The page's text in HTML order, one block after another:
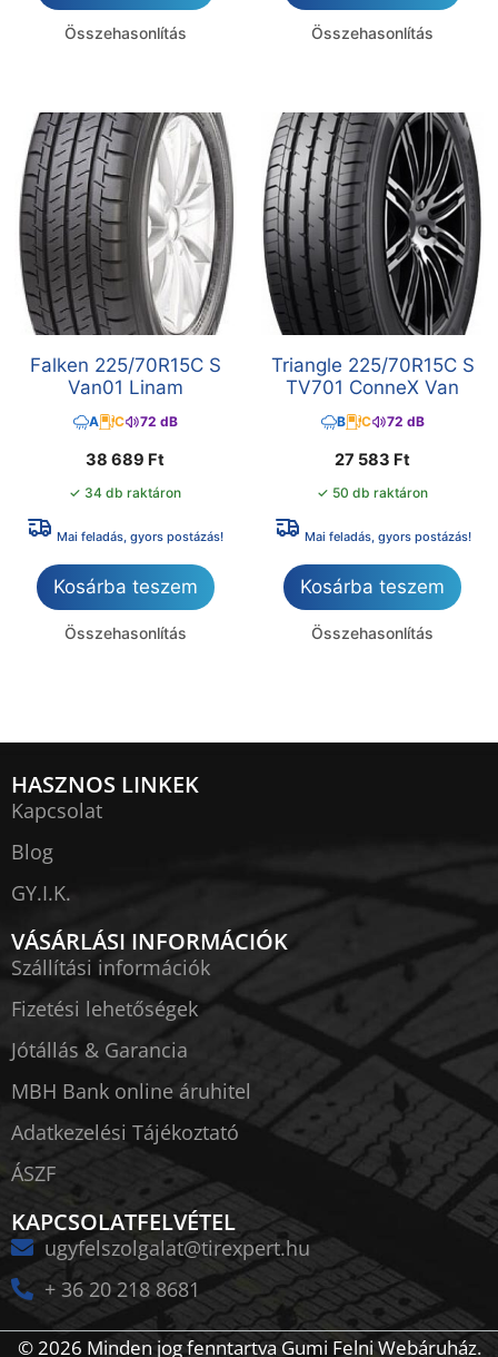
Összehasonlítás Összehasonlítás
Falken 225/70R15C S
Van01 Linam
A C 72 dB
38 689 Ft
✓ 34 db raktáron
Mai feladás, gyors postázás!
Kosárba teszem
Összehasonlítás
Triangle 225/70R15C S
TV701 ConneX Van
B C 72 dB
27 583 Ft
✓ 50 db raktáron
Mai feladás, gyors postázás!
Kosárba teszem
Összehasonlítás
HASZNOS LINKEK
Kapcsolat
Blog
GY.I.K.
VÁSÁRLÁSI INFORMÁCIÓK
Szállítási információk
Fizetési lehetőségek
Jótállás & Garancia
MBH Bank online áruhitel
Adatkezelési Tájékoztató
ÁSZF
KAPCSOLATFELVÉTEL
ugyfelszolgalat@tirexpert.hu
+ 36 20 218 8681
© 2026 Minden jog fenntartva Gumi Felni Webáruház.